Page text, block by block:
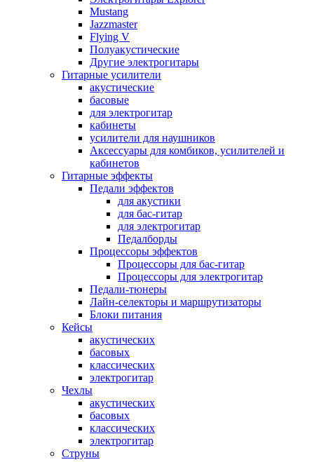
Mustang
Jazzmaster
Flying V
Полуакустические
Другие электрогитары
Гитарные усилители
акустические
басовые
для электрогитар
кабинеты
усилители для наушников
Аксессуары для комбиков, усилителей и
кабинетов
Гитарные эффекты
Педали эффектов
для акустики
для бас-гитар
для электрогитар
Педалборды
Процессоры эффектов
Процессоры для бас-гитар
Процессоры для электрогитар
Педали-тюнеры
Лайн-селекторы и маршрутизаторы
Блоки питания
Кейсы
акустических
басовых
классических
электрогитар
Чехлы
акустических
басовых
классических
электрогитар
Струны